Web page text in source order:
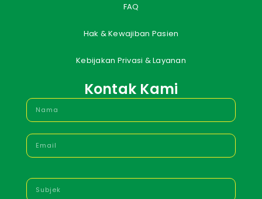
FAQ
Hak & Kewajiban Pasien
Kebijakan Privasi & Layanan
Kontak Kami